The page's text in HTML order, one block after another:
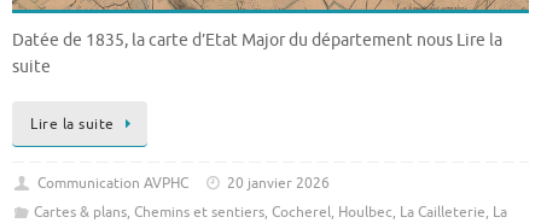
Datée de 1835, la carte d’Etat Major du département nous Lire la
suite
Lire la suite
Communication AVPHC
20 janvier 2026
Cartes & plans, Chemins et sentiers, Cocherel, Houlbec, La Cailleterie, La